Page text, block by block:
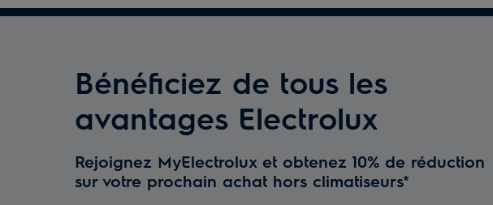
Bénéficiez de tous les
avantages Electrolux
Rejoignez MyElectrolux et obtenez 10% de réduction
sur votre prochain achat hors climatiseurs*